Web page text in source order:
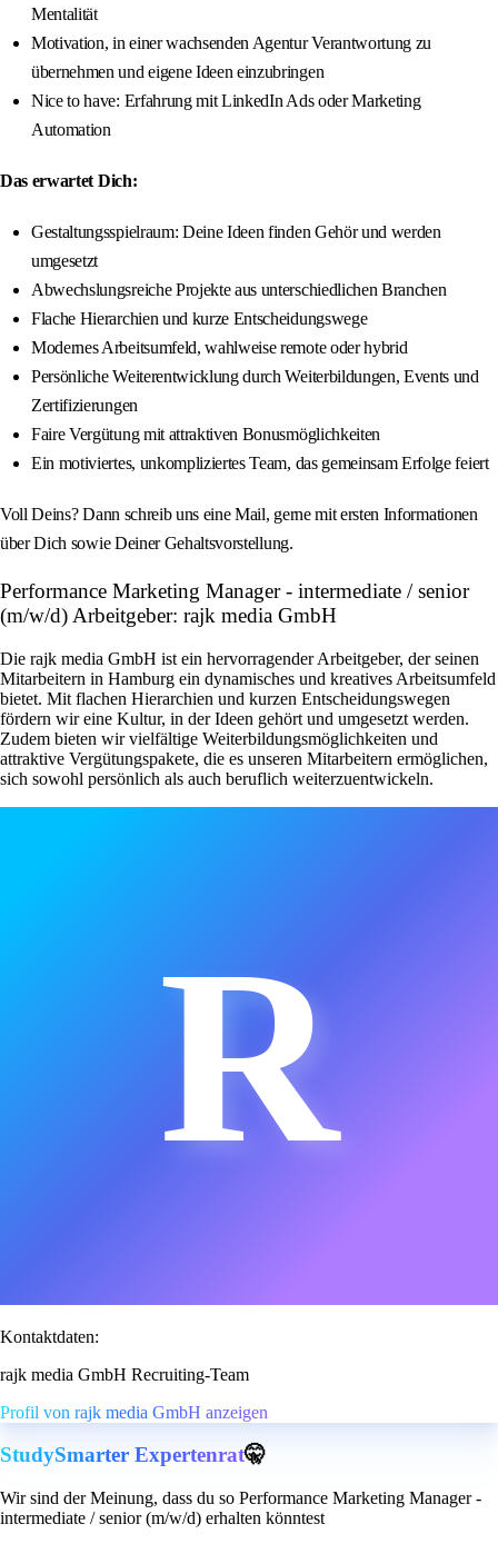
Mentalität
Motivation, in einer wachsenden Agentur Verantwortung zu
übernehmen und eigene Ideen einzubringen
Nice to have: Erfahrung mit LinkedIn Ads oder Marketing
Automation
Das erwartet Dich:
Gestaltungsspielraum: Deine Ideen finden Gehör und werden
umgesetzt
Abwechslungsreiche Projekte aus unterschiedlichen Branchen
Flache Hierarchien und kurze Entscheidungswege
Modernes Arbeitsumfeld, wahlweise remote oder hybrid
Persönliche Weiterentwicklung durch Weiterbildungen, Events und
Zertifizierungen
Faire Vergütung mit attraktiven Bonusmöglichkeiten
Ein motiviertes, unkompliziertes Team, das gemeinsam Erfolge feiert
Voll Deins? Dann schreib uns eine Mail, gerne mit ersten Informationen
über Dich sowie Deiner Gehaltsvorstellung.
Performance Marketing Manager - intermediate / senior
(m/w/d) Arbeitgeber: rajk media GmbH
Die rajk media GmbH ist ein hervorragender Arbeitgeber, der seinen
Mitarbeitern in Hamburg ein dynamisches und kreatives Arbeitsumfeld
bietet. Mit flachen Hierarchien und kurzen Entscheidungswegen
fördern wir eine Kultur, in der Ideen gehört und umgesetzt werden.
Zudem bieten wir vielfältige Weiterbildungsmöglichkeiten und
attraktive Vergütungspakete, die es unseren Mitarbeitern ermöglichen,
sich sowohl persönlich als auch beruflich weiterzuentwickeln.
R
Kontaktdaten:
rajk media GmbH Recruiting-Team
Profil von rajk media GmbH anzeigen
StudySmarter Expertenrat🤫
Wir sind der Meinung, dass du so Performance Marketing Manager -
intermediate / senior (m/w/d) erhalten könntest